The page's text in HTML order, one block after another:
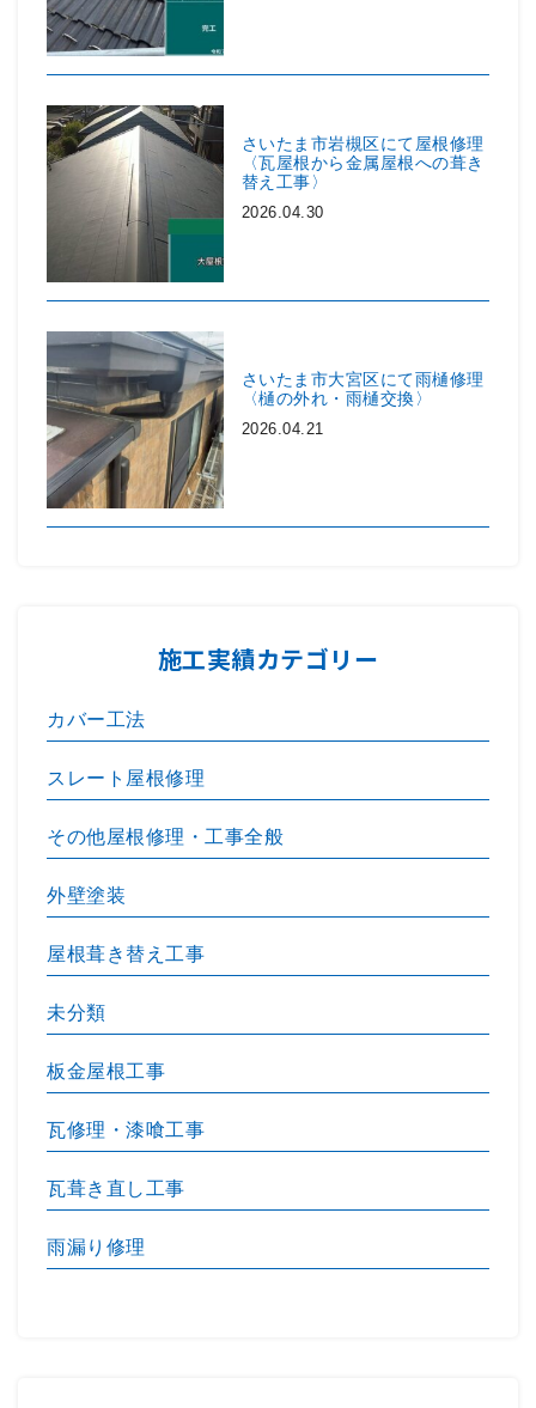
さいたま市岩槻区にて屋根修理
〈瓦屋根から金属屋根への葺き
替え工事〉
2026.04.30
さいたま市大宮区にて雨樋修理
〈樋の外れ・雨樋交換〉
2026.04.21
施工実績カテゴリー
カバー工法
スレート屋根修理
その他屋根修理・工事全般
外壁塗装
屋根葺き替え工事
未分類
板金屋根工事
瓦修理・漆喰工事
瓦葺き直し工事
雨漏り修理